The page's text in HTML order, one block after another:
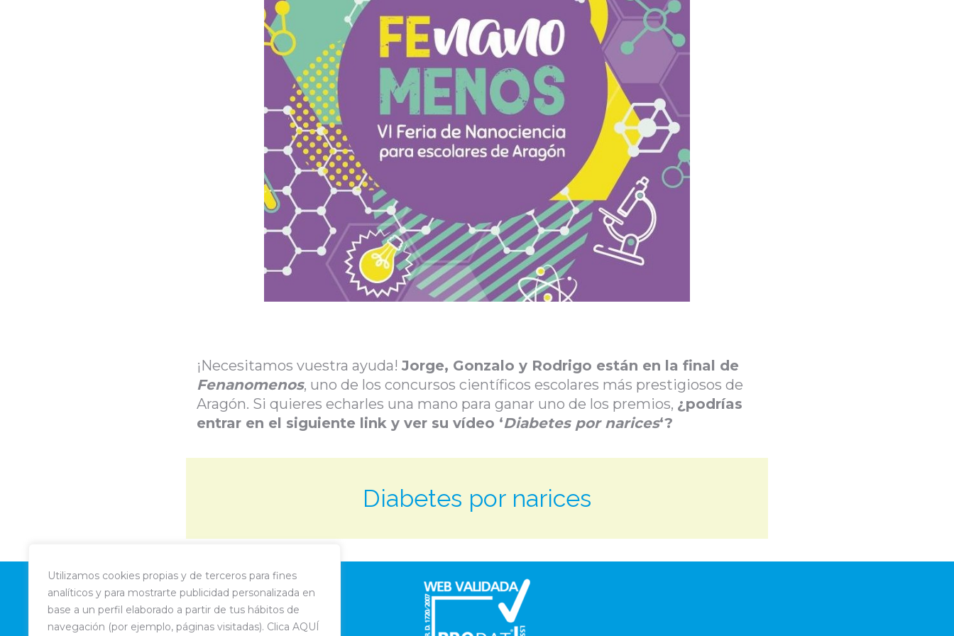
Utilizamos cookies propias y de terceros para fines
analíticos y para mostrarte publicidad personalizada en
base a un perfil elaborado a partir de tus hábitos de
navegación (por ejemplo, páginas visitadas). Clica AQUÍ
¡Necesitamos vuestra ayuda! Jorge, Gonzalo y Rodrigo están en la final de
Fenanomenos, uno de los concursos científicos escolares más prestigiosos de
Aragón. Si quieres echarles una mano para ganar uno de los premios, ¿podrías
entrar en el siguiente link y ver su vídeo ‘Diabetes por narices‘?
Diabetes por narices